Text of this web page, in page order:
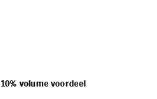
10% volume voordeel